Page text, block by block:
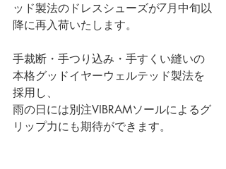
ッド製法のドレスシューズが7月中旬以
降に再入荷いたします。
手裁断・手つり込み・手すくい縫いの
本格グッドイヤーウェルテッド製法を
採用し、
雨の日には別注VIBRAMソールによるグ
リップ力にも期待ができます。